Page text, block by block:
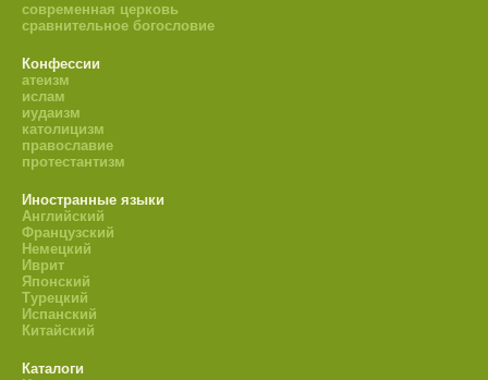
современная церковь
сравнительное богословие
Конфессии
атеизм
ислам
иудаизм
католицизм
православие
протестантизм
Иностранные языки
Английский
Французский
Немецкий
Иврит
Японский
Турецкий
Испанский
Китайский
Каталоги